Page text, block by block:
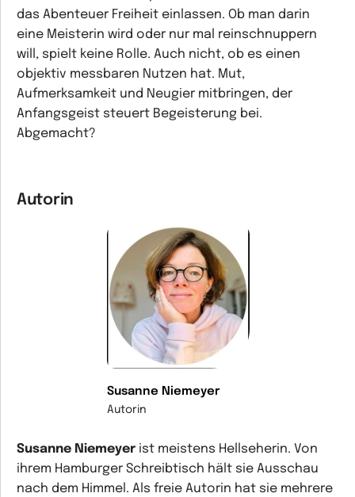
das Abenteuer Freiheit einlassen. Ob man darin
eine Meisterin wird oder nur mal reinschnuppern
will, spielt keine Rolle. Auch nicht, ob es einen
objektiv messbaren Nutzen hat. Mut,
Aufmerksamkeit und Neugier mitbringen, der
Anfangsgeist steuert Begeisterung bei.
Abgemacht?
Autorin
Susanne Niemeyer
Autorin
Susanne Niemeyer ist meistens Hellseherin. Von
ihrem Hamburger Schreibtisch hält sie Ausschau
nach dem Himmel. Als freie Autorin hat sie mehrere